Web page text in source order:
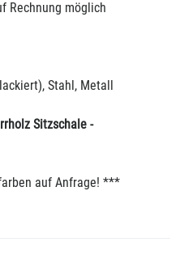
Rechnung möglich
Stahl, Metall
Sitzschale -
auf Anfrage! ***